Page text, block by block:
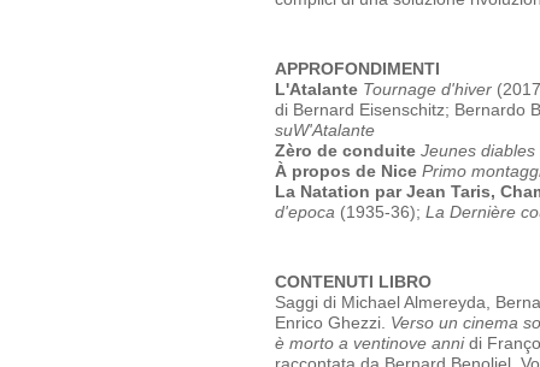
APPROFONDIMENTI
L'Atalante Tournage d'hiver
di Bernard Eisenschitz; Bernardo
suW'Atalante
Zèro de conduite Jeunes
À propos de Nice Primo
La Natation par Jean Taris,
d'epoca (1935-36); La Dernière
CONTENUTI LIBRO
Saggi di Michael Almereyda,
Enrico Ghezzi. Verso un cinema
è morto a ventinove anni di